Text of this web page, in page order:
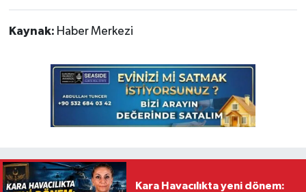
Kaynak: Haber Merkezi
Kara Havacılıkta yeni dönem: